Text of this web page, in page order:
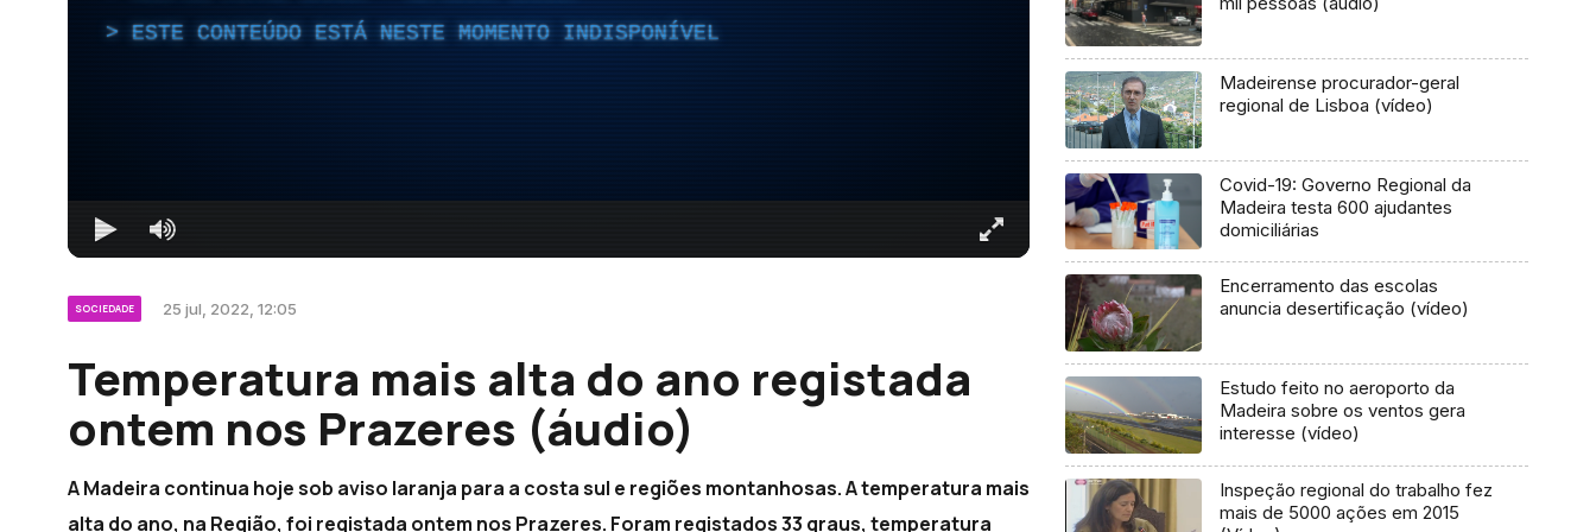
ESTE CONTEÚDO ESTÁ NESTE MOMENTO INDISPONÍVEL
SOCIEDADE 25 jul, 2022, 12:05
Temperatura mais alta do ano registada
ontem nos Prazeres (áudio)
A Madeira continua hoje sob aviso laranja para a costa sul e regiões montanhosas. A temperatura mais
alta do ano, na Região, foi registada ontem nos Prazeres. Foram registados 33 graus, temperatura
Madeirense procurador-geral
regional de Lisboa (vídeo)
Covid-19: Governo Regional da
Madeira testa 600 ajudantes
domiciliárias
Encerramento das escolas
anuncia desertificação (vídeo)
Estudo feito no aeroporto da
Madeira sobre os ventos gera
interesse (vídeo)
Inspeção regional do trabalho fez
mais de 5000 ações em 2015